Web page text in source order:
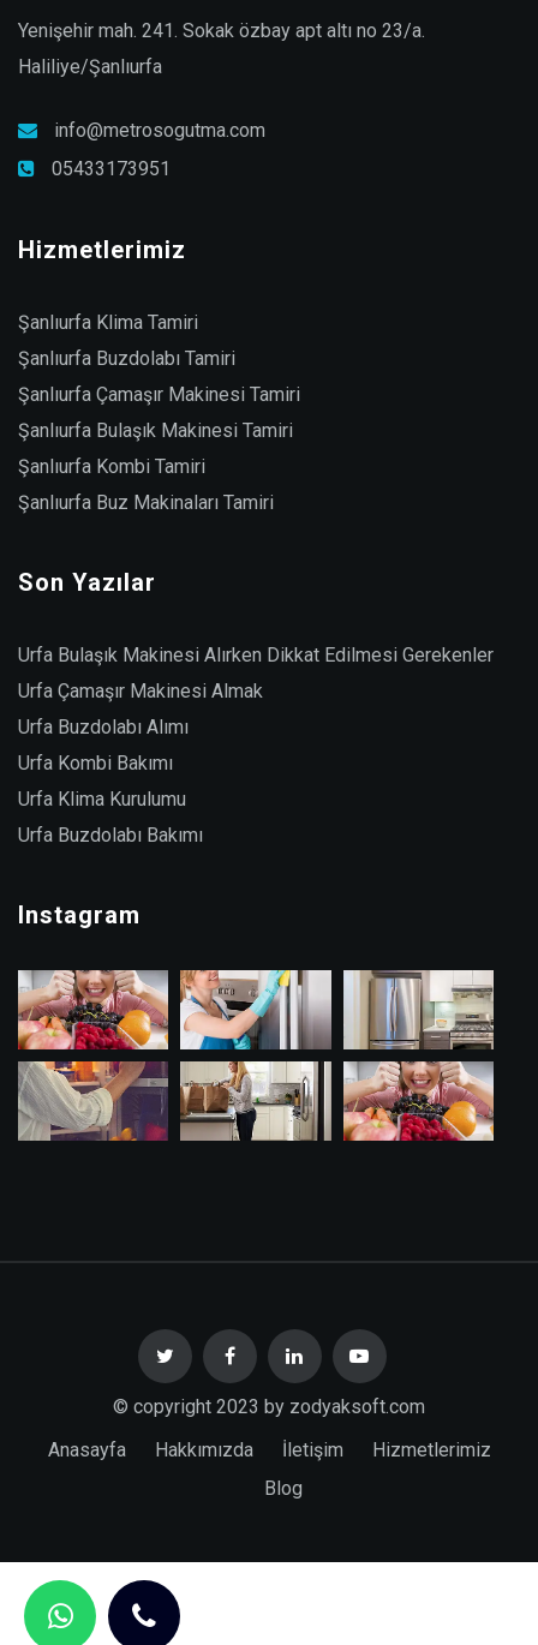
Yenişehir mah. 241. Sokak özbay apt altı no 23/a.
Haliliye/Şanlıurfa
info@metrosogutma.com
05433173951
Hizmetlerimiz
Şanlıurfa Klima Tamiri
Şanlıurfa Buzdolabı Tamiri
Şanlıurfa Çamaşır Makinesi Tamiri
Şanlıurfa Bulaşık Makinesi Tamiri
Şanlıurfa Kombi Tamiri
Şanlıurfa Buz Makinaları Tamiri
Son Yazılar
Urfa Bulaşık Makinesi Alırken Dikkat Edilmesi Gerekenler
Urfa Çamaşır Makinesi Almak
Urfa Buzdolabı Alımı
Urfa Kombi Bakımı
Urfa Klima Kurulumu
Urfa Buzdolabı Bakımı
Instagram
© copyright 2023 by zodyaksoft.com
Anasayfa
Hakkımızda İletişim
Hizmetlerimiz
Blog